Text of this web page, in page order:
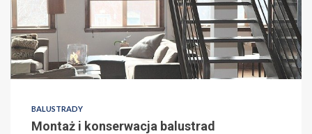
BALUSTRADY
Montaż i konserwacja balustrad